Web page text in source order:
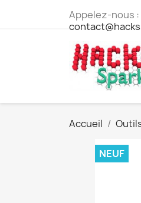
Appelez-nous :
Accueil
NEUF